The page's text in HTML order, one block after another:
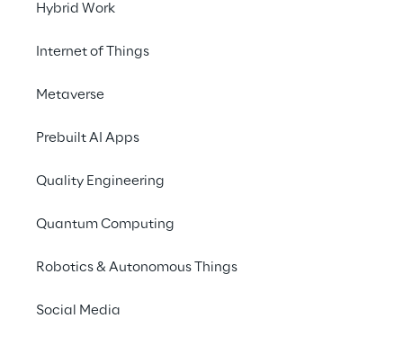
Hybrid Work
Internet of Things
Metaverse
Prebuilt AI Apps
Quality Engineering
Quantum Computing
Robotics & Autonomous Things
Social Media
AI Film Festival und AI
Music Contest: Diese
kombinieren künstliche
Intelligenz mit
menschlicher
Ansätze für kreatives
Storytelling sowie Musik-